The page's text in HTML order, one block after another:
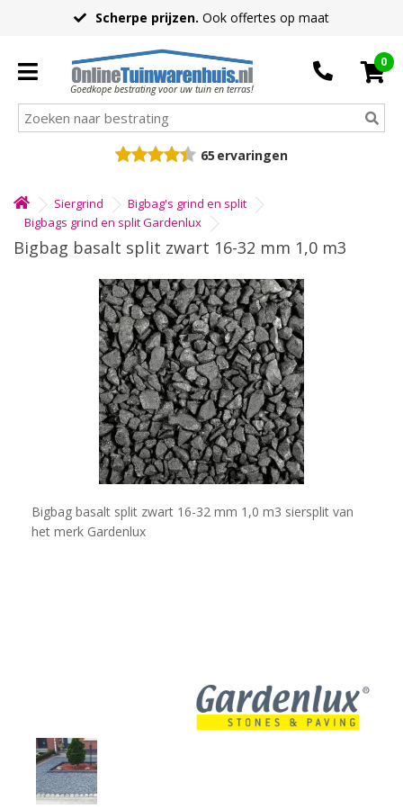
Scherpe prijzen. Ook offertes op maat
Goedkope bestrating voor uw tuin en terras!
0
65 ervaringen
Siergrind
Bigbag's grind en split
Bigbags grind en split Gardenlux
Bigbag basalt split zwart 16-32 mm 1,0 m3
Bigbag basalt split zwart 16-32 mm 1,0 m3 siersplit van
het merk Gardenlux